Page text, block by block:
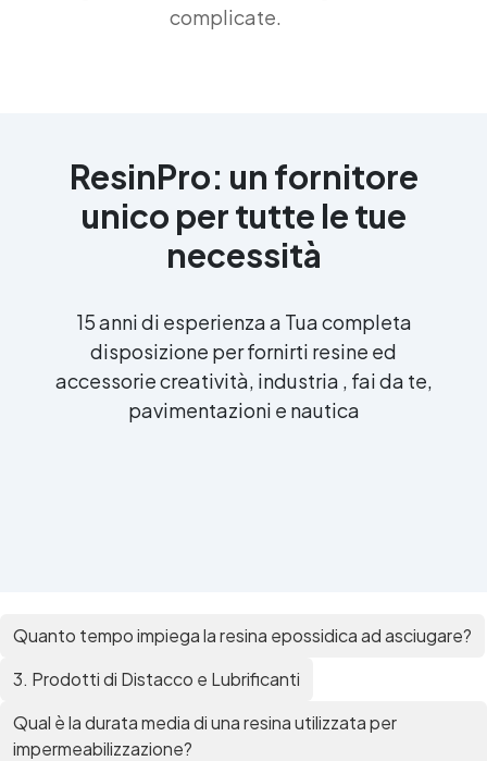
complicate.
ResinPro: un fornitore
unico per tutte le tue
necessità
15 anni di esperienza a Tua completa
disposizione per fornirti resine ed
accessorie creatività, industria , fai da te,
pavimentazioni e nautica
Quanto tempo impiega la resina epossidica ad asciugare?
3. Prodotti di Distacco e Lubrificanti
Qual è la durata media di una resina utilizzata per
impermeabilizzazione?